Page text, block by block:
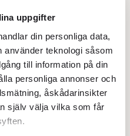
uppgifter
din personliga data,
teknologi såsom
till information på din
personliga annonser och
åskådarinsikter
själv välja vilka som får
att plastpåsar
är ett
materialproblem.